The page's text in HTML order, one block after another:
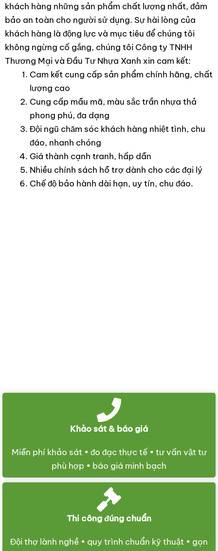
khách hàng những sản phẩm chất lượng nhất, đảm
bảo an toàn cho người sử dụng. Sự hài lòng của
khách hàng là động lực và mục tiêu để chúng tôi
không ngừng cố gắng, chúng tôi Công ty TNHH
Thương Mại và Đầu Tư Nhựa Xanh xin cam kết:
Cam kết cung cấp sản phẩm chính hãng, chất
lượng cao
Cung cấp mẫu mã, màu sắc trần nhựa thả
phong phú, đa dạng
Đội ngũ chăm sóc khách hàng nhiệt tình, chu
đáo, nhanh chóng
Giá thành cạnh tranh, hấp dẫn
Nhiều chính sách hỗ trợ dành cho các đại lý
Chế độ bảo hành dài hạn, uy tín, chu đáo.
Khảo sát & báo giá
Miễn phí khảo sát • đo đạc thực tế • tư vấn vật tư
phù hợp • báo giá minh bạch
Thi công đúng chuẩn
Đội thợ lành nghề • quy trình chuẩn kỹ thuật • gọn